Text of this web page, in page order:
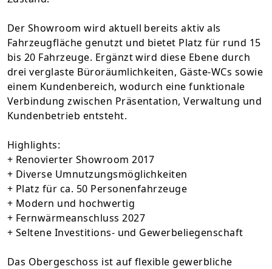
Der Showroom wird aktuell bereits aktiv als
Fahrzeugfläche genutzt und bietet Platz für rund 15
bis 20 Fahrzeuge. Ergänzt wird diese Ebene durch
drei verglaste Büroräumlichkeiten, Gäste-WCs sowie
einem Kundenbereich, wodurch eine funktionale
Verbindung zwischen Präsentation, Verwaltung und
Kundenbetrieb entsteht.
Highlights:
+ Renovierter Showroom 2017
+ Diverse Umnutzungsmöglichkeiten
+ Platz für ca. 50 Personenfahrzeuge
+ Modern und hochwertig
+ Fernwärmeanschluss 2027
+ Seltene Investitions- und Gewerbeliegenschaft
Das Obergeschoss ist auf flexible gewerbliche